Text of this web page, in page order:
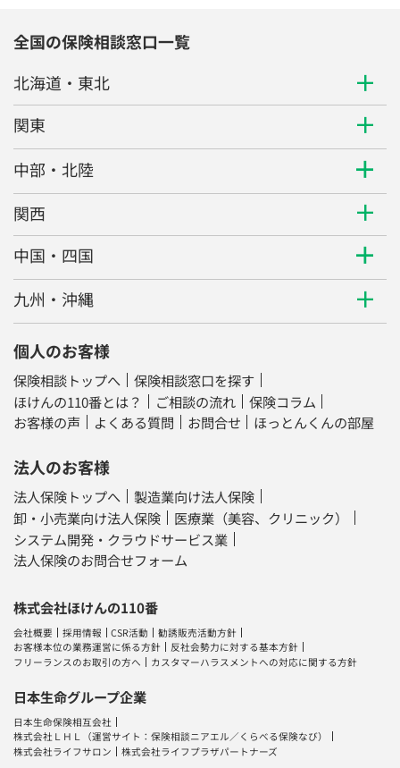
全国の保険相談窓口一覧
北海道・東北
関東
中部・北陸
関西
中国・四国
九州・沖縄
個人のお客様
保険相談トップへ
保険相談窓口を探す
ほけんの110番とは？
ご相談の流れ
保険コラム
お客様の声
よくある質問 お問合せ ほっとんくんの部屋
法人のお客様
法人保険トップへ
製造業向け法人保険
卸・小売業向け法人保険
医療業（美容、クリニック）
システム開発・クラウドサービス業
法人保険のお問合せフォーム
株式会社ほけんの110番
会社概要 採用情報 CSR活動
勧誘販売活動方針
お客様本位の業務運営に係る方針
反社会勢力に対する基本方針
フリーランスのお取引の方へ
カスタマーハラスメントへの対応に関する方針
日本生命グループ企業
日本生命保険相互会社
株式会社ＬＨＬ （運営サイト：保険相談ニアエル／ くらべる保険なび）
株式会社ライフサロン
株式会社ライフプラザパートナーズ